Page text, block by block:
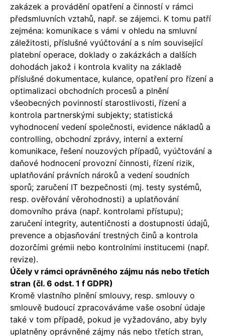
zakázek a provádění opatření a činností v rámci
předsmluvních vztahů, např. se zájemci. K tomu patří
zejména: komunikace s vámi v ohledu na smluvní
záležitosti, příslušné vyúčtování a s ním související
platební operace, doklady o zakázkách a dalších
dohodách jakož i kontrola kvality na základě
příslušné dokumentace, kulance, opatření pro řízení a
optimalizaci obchodních procesů a plnění
všeobecných povinností starostlivosti, řízení a
kontrola partnerskými subjekty; statistická
vyhodnocení vedení společnosti, evidence nákladů a
controlling, obchodní zprávy, interní a externí
komunikace, řešení nouzových případů, vyúčtování a
daňové hodnocení provozní činnosti, řízení rizik,
uplatňování právních nároků a vedení soudních
sporů; zaručení IT bezpečnosti (mj. testy systémů,
resp. ověřování věrohodnosti) a uplatňování
domovního práva (např. kontrolami přístupu);
zaručení integrity, autentičnosti a dostupnosti údajů,
prevence a objasňování trestných činů a kontrola
dozorčími grémii nebo kontrolními institucemi (např.
revize).
Účely v rámci oprávněného zájmu nás nebo třetích
stran (čl. 6 odst. 1 f GDPR)
Kromě vlastního plnění smlouvy, resp. smlouvy o
smlouvě budoucí zpracováváme vaše osobní údaje
také v tom případě, pokud je vyžadováno, aby byly
uplatněny oprávněné zájmy nás nebo třetích stran,